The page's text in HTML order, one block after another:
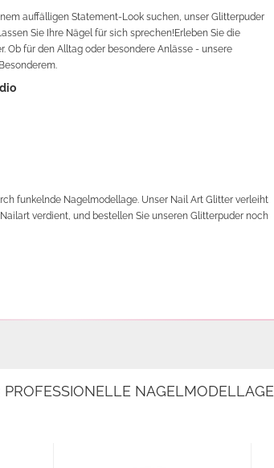
auffälligen Statement-Look suchen, unser Glitterpuder
Sie Ihre Nägel für sich sprechen! Erleben Sie die
für den Alltag oder besondere Anlässe - unsere
funkelnde Nagelmodellage. Unser Nail Art Glitter verleiht
verdient, und bestellen Sie unseren Glitterpuder noch
NAGELMODELLAGE